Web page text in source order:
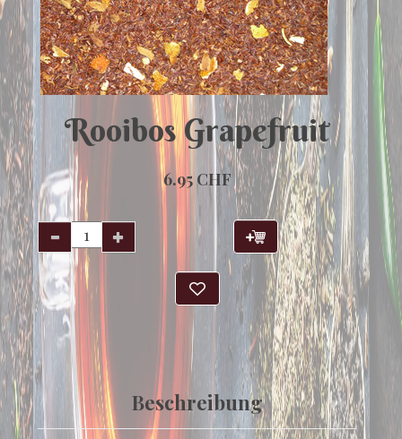
Rooibos Grapefruit
6.95 CHF
Beschreibung